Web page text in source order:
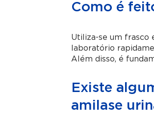
Como é
Utiliza-se um frasco
laboratório
Além disso, é
Existe
amilase